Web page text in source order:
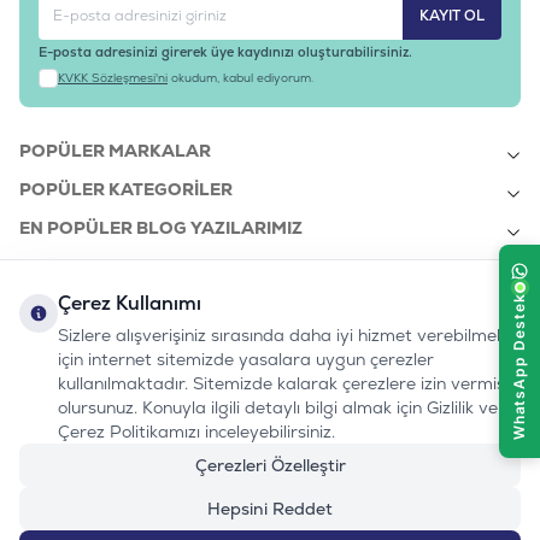
ANALİTİK BİLEŞENLER
AMİNOASİTLER
Taurin (%)
0.19
Arjinin(%)
Lizin (%)
0.88
0.65
MİNERALLER
Kalsiyum (%)
0.9
Fosfor (%)
0.75
Sodyum (%)
0.4
KAYIT OL
E-posta adresinizi girerek üye kaydınızı oluşturabilirsiniz.
KVKK Sözleşmesi'ni okudum, kabul ediyorum.
POPÜLER MARKALAR
POPÜLER KATEGORILER
EN POPÜLER BLOG YAZILARIMIZ
KURUMSAL
bizi takip edin:
Instagram
Youtube
TiktokFacebook
Linkedin
www.evinemama.com
0232 7000 212
%100 MUTLU
MÜŞTERI HATTI
Çerez Kullanımı
Sizlere alışverişiniz sırasında daha iyi hizmet verebilmek
için internet sitemizde yasalara uygun çerezler
kullanılmaktadır. Sitemizde kalarak çerezlere izin vermiş
olursunuz. Konuyla ilgili detaylı bilgi almak için Gizlilik ve
Çerez Politikamızı inceleyebilirsiniz.
Çerezleri Özelleştir
Hepsini Reddet